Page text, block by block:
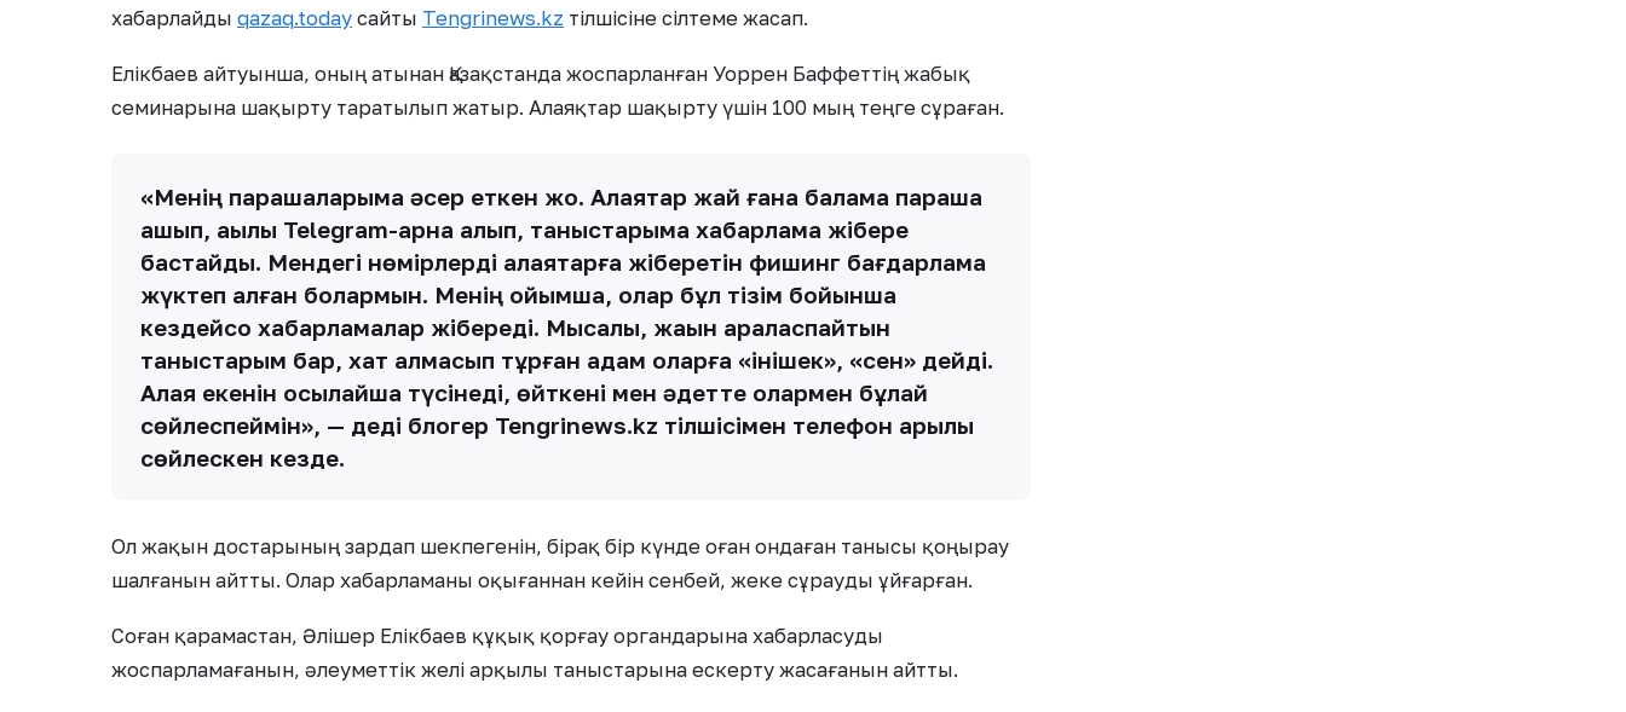
хабарлайды qazaq.today сайты Tengrinews.kz тілшісіне сілтеме жасап.
Елікбаев айтуынша, оның атынан Қазақстанда жоспарланған Уоррен Баффеттің жабық
семинарына шақырту таратылып жатыр. Алаяқтар шақырту үшін 100 мың теңге сұраған.
«Менің парақшаларыма әсер еткен жоқ. Алаяқтар жай ғана балама парақша
ашып, ақылы Telegram-арна алып, таныстарыма хабарлама жібере
бастайды. Мендегі нөмірлерді алаяқтарға жіберетін фишинг бағдарлама
жүктеп алған болармын. Менің ойымша, олар бұл тізім бойынша
кездейсоқ хабарламалар жібереді. Мысалы, жақын араласпайтын
таныстарым бар, хат алмасып тұрған адам оларға «інішек», «сен» дейді.
Алаяқ екенін осылайша түсінеді, өйткені мен әдетте олармен бұлай
сөйлеспеймін», — деді блогер Tengrinews.kz тілшісімен телефон арқылы
сөйлескен кезде.
Ол жақын достарының зардап шекпегенін, бірақ бір күнде оған ондаған танысы қоңырау
шалғанын айтты. Олар хабарламаны оқығаннан кейін сенбей, жеке сұрауды ұйғарған.
Соған қарамастан, Әлішер Елікбаев құқық қорғау органдарына хабарласуды
жоспарламағанын, әлеуметтік желі арқылы таныстарына ескерту жасағанын айтты.